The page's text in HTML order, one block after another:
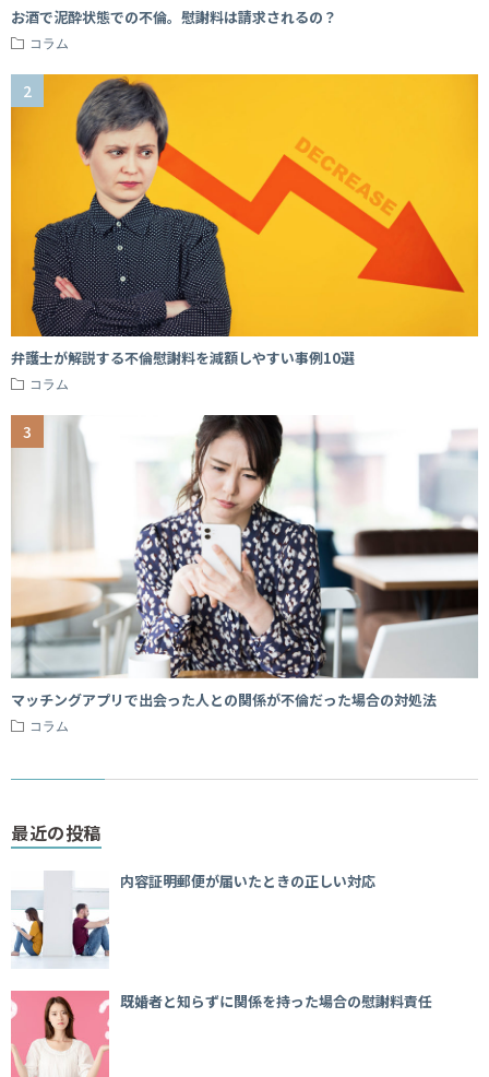
お酒で泥酔状態での不倫。慰謝料は請求されるの？
コラム
弁護士が解説する不倫慰謝料を減額しやすい事例10選
コラム
マッチングアプリで出会った人との関係が不倫だった場合の対処法
コラム
最近の投稿
内容証明郵便が届いたときの正しい対応
既婚者と知らずに関係を持った場合の慰謝料責任